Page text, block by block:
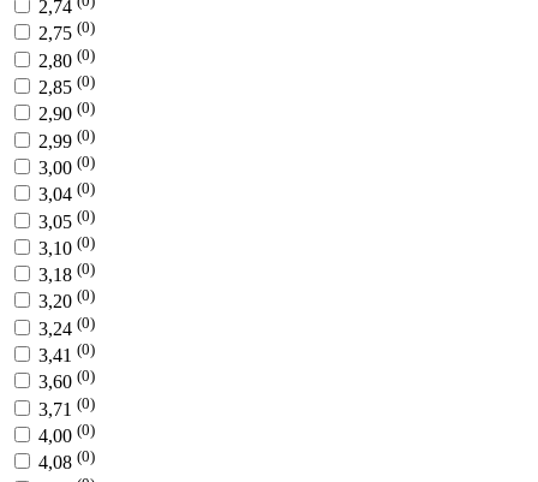
2,74
2,75 (0)
2,80 (0)
2,85 (0)
2,90 (0)
2,99 (0)
3,00 (0)
3,04 (0)
3,05 (0)
3,10 (0)
3,18 (0)
3,20 (0)
3,24 (0)
3,41 (0)
3,60 (0)
3,71 (0)
4,00 (0)
4,08 (0)